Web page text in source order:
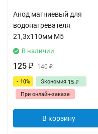
Анод магниевый для
водонагревателя
21,3х110мм M5
В наличии
125 ₽ 140₽
- 10% Экономия 15 ₽
При онлайн-заказе
В корзину